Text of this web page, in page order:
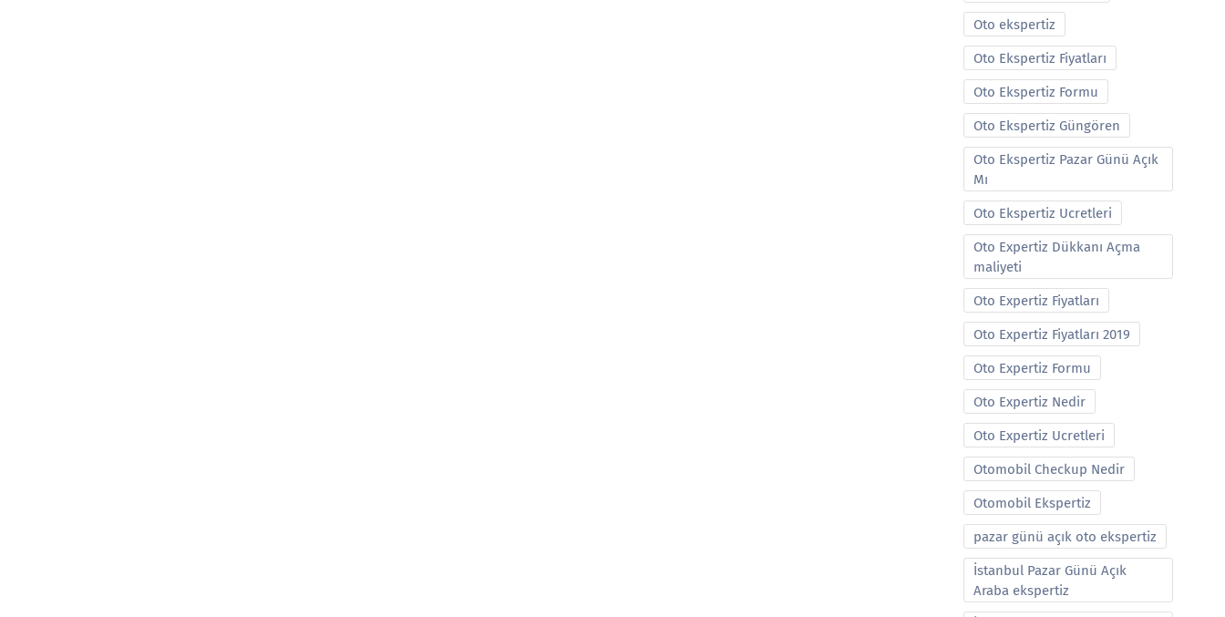
Oto ekspertiz
Oto Ekspertiz Fiyatları
Oto Ekspertiz Formu
Oto Ekspertiz Güngören
Oto Ekspertiz Pazar Günü Açık
Mı
Oto Ekspertiz Ucretleri
Oto Expertiz Dükkanı Açma
maliyeti
Oto Expertiz Fiyatları
Oto Expertiz Fiyatları 2019
Oto Expertiz Formu
Oto Expertiz Nedir
Oto Expertiz Ucretleri
Otomobil Checkup Nedir
Otomobil Ekspertiz
pazar günü açık oto ekspertiz
İstanbul Pazar Günü Açık
Araba ekspertiz